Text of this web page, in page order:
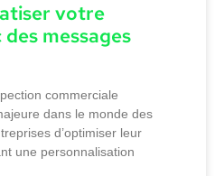
votre
messages
commerciale
dans le monde des
d’optimiser leur
une personnalisation